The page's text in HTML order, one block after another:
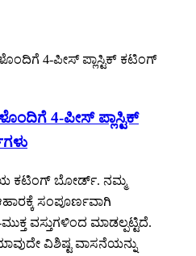
4-ಪೀಸ್ ಪ್ಲಾಸ್ಟಿಕ್
ಕಟಿಂಗ್ ಬೋರ್ಡ್. ನಮ್ಮ
ಸಂಪೂರ್ಣವಾಗಿ
ವಸ್ತುಗಳಿಂದ ಮಾಡಲ್ಪಟ್ಟಿದೆ.
ವಿಶಿಷ್ಟ ವಾಸನೆಯನ್ನು